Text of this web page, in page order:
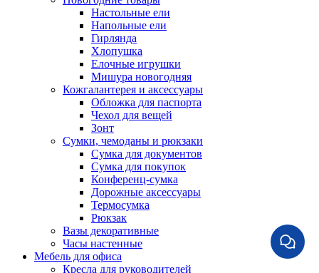
Настольные ели
Напольные ели
Гирлянда
Хлопушка
Елочные игрушки
Мишура новогодняя
Кожгалантерея и аксессуары
Обложка для паспорта
Чехол для вещей
Зонт
Сумки, чемоданы и рюкзаки
Сумка для документов
Сумка для покупок
Конференц-сумка
Дорожные аксессуары
Термосумка
Рюкзак
Вазы декоративные
Часы настенные
Мебель для офиса
Кресла для руководителей